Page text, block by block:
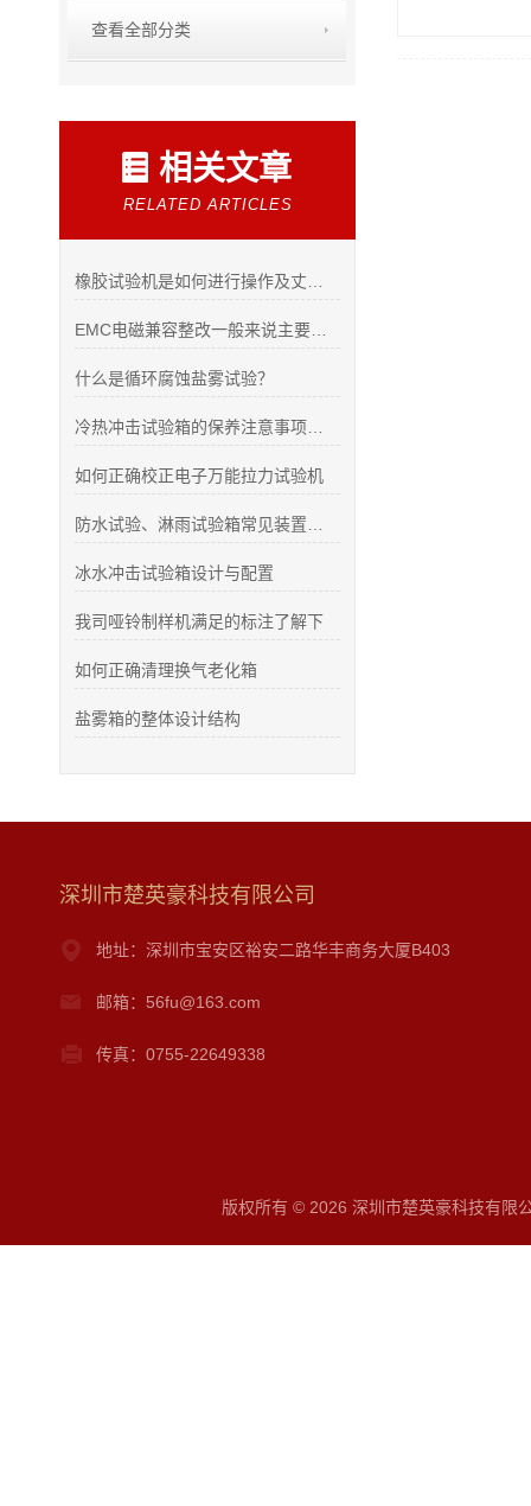
查看全部分类
相关文章
RELATED ARTICLES
什么是循环腐蚀盐雾试验？
如何正确校正电子万能拉力试验机
冰水冲击试验箱设计与配置
我司哑铃制样机满足的标注了解下
如何正确清理换气老化箱
盐雾箱的整体设计结构
深圳市楚英豪科技有限公司
地址：深圳市宝安区裕安二路华丰商务大厦B403
邮箱：56fu@163.com
传真：0755-22649338
版权所有 © 2026 深圳市楚英豪科技有限